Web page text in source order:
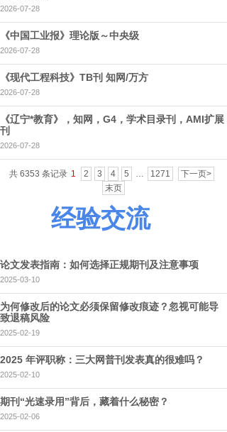
2026-07-28
《中国工业报》理论版～中央级
2026-07-28
《现代工程科技》TB刊 知网/万方
2026-07-28
《辽宁*教育》，知网，G4，学术目录刊，AMI扩展
刊
2026-07-28
共 6353 条记录 1 2 3 4 5 … 1271
下一页>
末页
经验交流
论文发表指南：如何选择正规期刊及注意事项
2025-03-10
为何修改后的论文必须保留修改痕迹？忽视可能导
致退稿风险
2025-02-19
2025 年评职称：三大网普刊发表真的很难吗？
2025-02-10
期刊“光速录用”背后，藏着什么秘密？
2025-02-06